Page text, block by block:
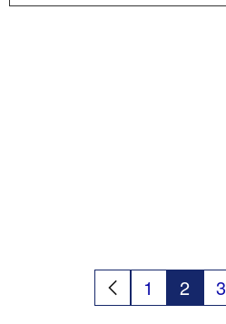
1 2 3